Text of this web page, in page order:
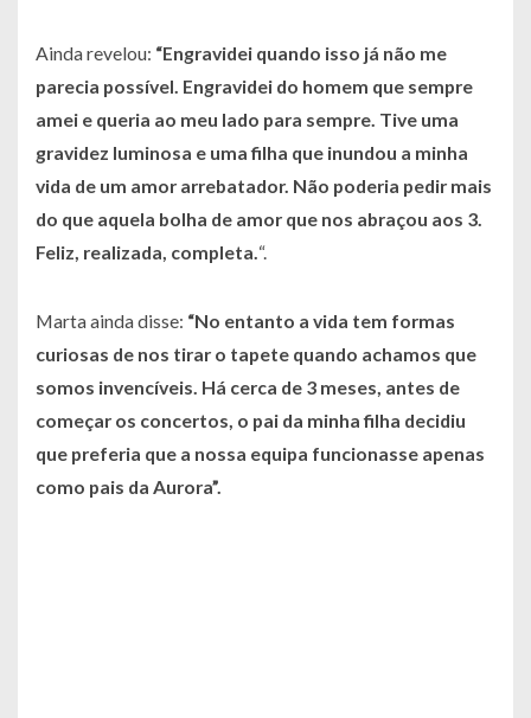
Ainda revelou: “Engravidei quando isso já não me
parecia possível. Engravidei do homem que sempre
amei e queria ao meu lado para sempre. Tive uma
gravidez luminosa e uma filha que inundou a minha
vida de um amor arrebatador. Não poderia pedir mais
do que aquela bolha de amor que nos abraçou aos 3.
Feliz, realizada, completa.“.
Marta ainda disse: “No entanto a vida tem formas
curiosas de nos tirar o tapete quando achamos que
somos invencíveis. Há cerca de 3 meses, antes de
começar os concertos, o pai da minha filha decidiu
que preferia que a nossa equipa funcionasse apenas
como pais da Aurora”.